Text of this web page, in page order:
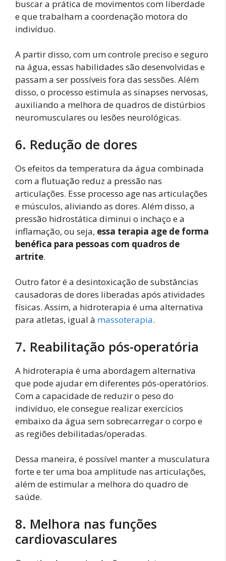
buscar a prática de movimentos com liberdade
e que trabalham a coordenação motora do
indivíduo.
A partir disso, com um controle preciso e seguro
na água, essas habilidades são desenvolvidas e
passam a ser possíveis fora das sessões. Além
disso, o processo estimula as sinapses nervosas,
auxiliando a melhora de quadros de distúrbios
neuromusculares ou lesões neurológicas.
6. Redução de dores
Os efeitos da temperatura da água combinada
com a flutuação reduz a pressão nas
articulações. Esse processo age nas articulações
e músculos, aliviando as dores. Além disso, a
pressão hidrostática diminui o inchaço e a
inflamação, ou seja, essa terapia age de forma
benéfica para pessoas com quadros de
artrite.
Outro fator é a desintoxicação de substâncias
causadoras de dores liberadas após atividades
físicas. Assim, a hidroterapia é uma alternativa
para atletas, igual à massoterapia.
7. Reabilitação pós-operatória
A hidroterapia é uma abordagem alternativa
que pode ajudar em diferentes pós-operatórios.
Com a capacidade de reduzir o peso do
indivíduo, ele consegue realizar exercícios
embaixo da água sem sobrecarregar o corpo e
as regiões debilitadas/operadas.
Dessa maneira, é possível manter a musculatura
forte e ter uma boa amplitude nas articulações,
além de estimular a melhora do quadro de
saúde.
8. Melhora nas funções
cardiovasculares